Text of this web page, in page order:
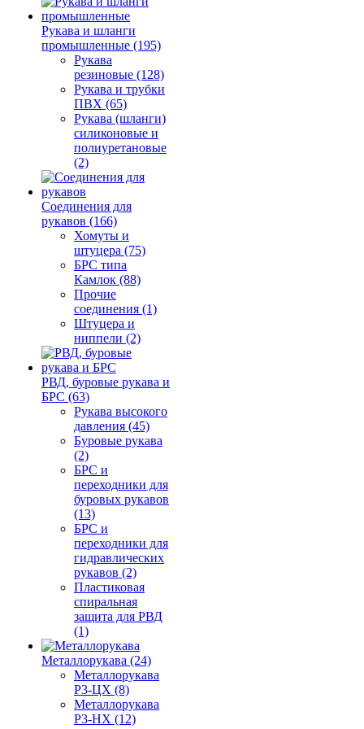
Рукава и шланги
промышленные (195)
Рукава
резиновые (128)
Рукава и трубки
ПВХ (65)
Рукава (шланги)
силиконовые и
полиуретановые
(2)
Соединения для
рукавов (166)
Хомуты и
штуцера (75)
БРС типа
Камлок (88)
Прочие
соединения (1)
Штуцера и
ниппели (2)
РВД, буровые рукава и
БРС (63)
Рукава высокого
давления (45)
Буровые рукава
(2)
БРС и
переходники для
буровых рукавов
(13)
БРС и
переходники для
гидравлических
рукавов (2)
Пластиковая
спиральная
защита для РВД
(1)
Металлорукава (24)
Металлорукава
Р3-ЦХ (8)
Металлорукава
Р3-НХ (12)